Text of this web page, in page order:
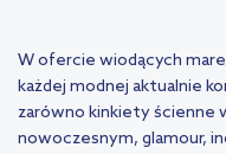
W ofercie wiodących
każdej modnej aktualnie
zarówno kinkiety ścienne
nowoczesnym, glamour,